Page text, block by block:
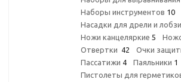
Наборы инструментов 10
Насадки для дрели и
Ножи канцеляркие 5
Отвертки 42 Очки
Пассатижи 4 Паяльники 1
Пистолеты для